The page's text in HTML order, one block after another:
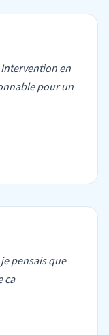
en
pour un
pensais que
ca